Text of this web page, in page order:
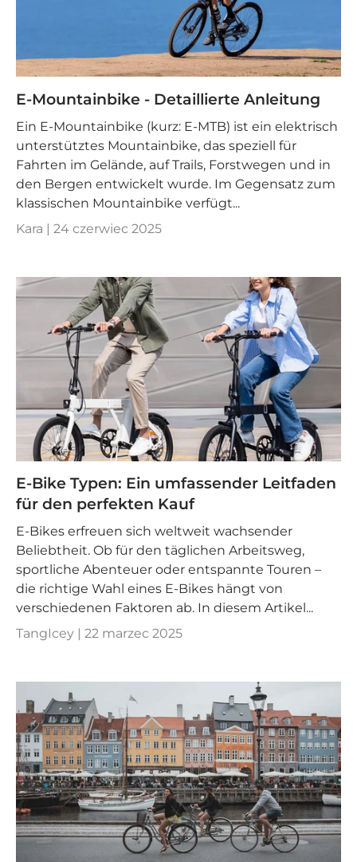
E-Mountainbike - Detaillierte Anleitung
Ein E-Mountainbike (kurz: E-MTB) ist ein elektrisch
unterstütztes Mountainbike, das speziell für
Fahrten im Gelände, auf Trails, Forstwegen und in
den Bergen entwickelt wurde. Im Gegensatz zum
klassischen Mountainbike verfügt...
Kara | 24 czerwiec 2025
E-Bike Typen: Ein umfassender Leitfaden
für den perfekten Kauf
E-Bikes erfreuen sich weltweit wachsender
Beliebtheit. Ob für den täglichen Arbeitsweg,
sportliche Abenteuer oder entspannte Touren –
die richtige Wahl eines E-Bikes hängt von
verschiedenen Faktoren ab. In diesem Artikel...
TangIcey | 22 marzec 2025